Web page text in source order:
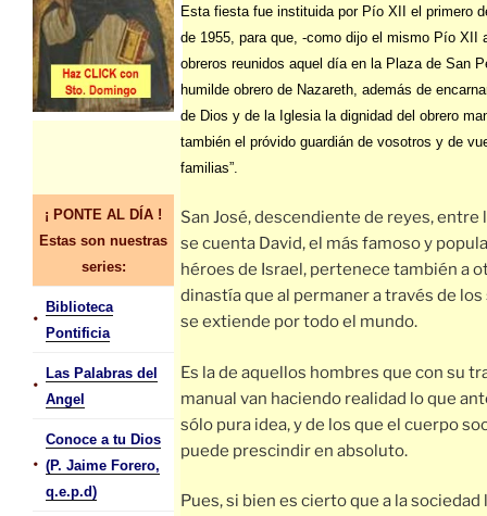
¡ PONTE AL DÍA !
Estas son nuestras
series:
•
Biblioteca
Pontificia
•
Las Palabras del
Angel
•
Conoce a tu Dios
(P. Jaime Forero,
q.e.p.d)
Esta fiesta fue instituida por Pío XII el primero
de 1955, para que, -como dijo el mismo Pío XII
obreros reunidos aquel día en la Plaza de San
humilde obrero de Nazareth, además de
de Dios y de la Iglesia la dignidad del obrero
también el próvido guardián de vosotros y de
familias”.
San José, descendiente de reyes, entre
se cuenta David, el más famoso y
héroes de Israel, pertenece también a
dinastía que al permaner a través de los
se extiende por todo el mundo.
Es la de aquellos hombres que con su
manual van haciendo realidad lo que
sólo pura idea, y de los que el cuerpo
puede prescindir en absoluto.
Pues, si bien es cierto que a la sociedad